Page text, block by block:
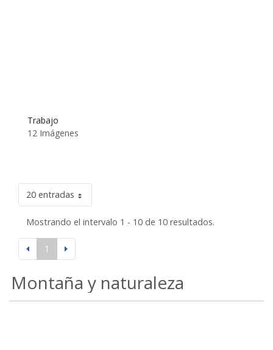
Trabajo
12 Imágenes
20 entradas
Mostrando el intervalo 1 - 10 de 10 resultados.
1
Montaña y naturaleza